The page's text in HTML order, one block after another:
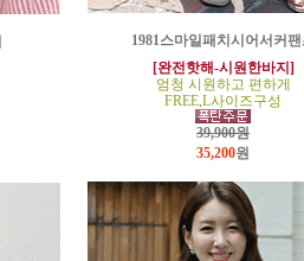
1981스마일패치시어서커팬
[완전핫해-시원한바지]
엄청 시원하고 편하게
FREE,L사이즈구성
39,900원
35,200원